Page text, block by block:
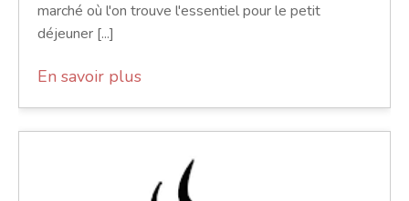
marché où l'on trouve l'essentiel pour le petit
déjeuner [...]
En savoir plus